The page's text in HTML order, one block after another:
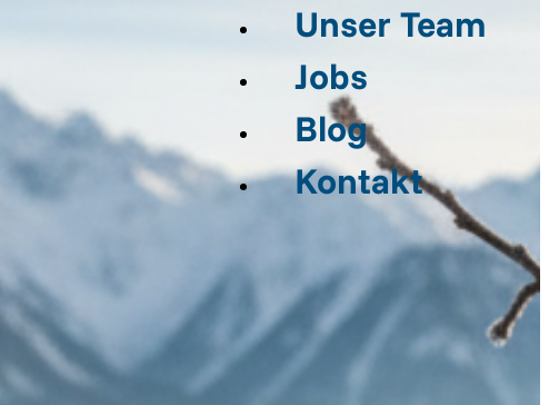
Unser Team
Jobs
Blog
Kontakt